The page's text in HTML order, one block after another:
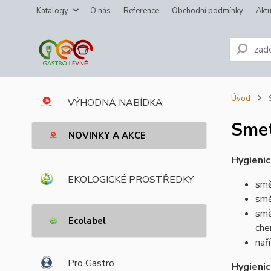
Katalogy O nás Reference Obchodní podmínky
VÝHODNÁ NABÍDKA
NOVINKY A AKCE
EKOLOGICKÉ PROSTŘEDKY
Ecolabel
Pro Gastro
Úvod